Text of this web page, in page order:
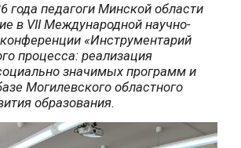
года педагоги Минской области
в VII Международной научно-
«Инструментарий
процесса: реализация
значимых программ и
Могилевского областного
образования.